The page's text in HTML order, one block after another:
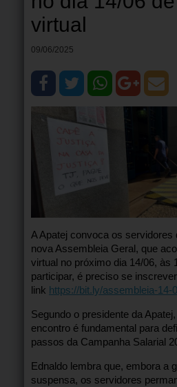
virtual
09/06/2025
A Apatej convoca os servidores
nova Assembleia Geral, que
virtual no próximo dia 14/06, às
participar, é preciso se
link https://bit.ly/assembleia-14-
Segundo o presidente da
encontro é fundamental para
passos da Campanha Salarial
Ednaldo lembra que, embora a
suspensa, os servidores